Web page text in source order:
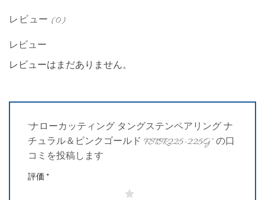
レビュー (0)
レビュー
レビューはまだありません。
“ナローカッティング タングステンペアリング ナ
チュラル＆ピンクゴールド FSTSR225-225G” の口
コミを投稿します
評価 *